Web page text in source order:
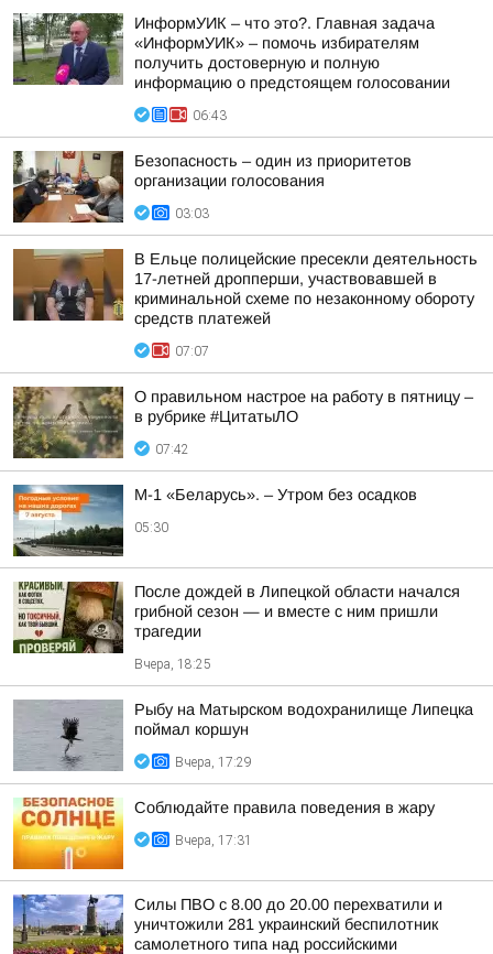
ИнформУИК – что это?. Главная задача
«ИнформУИК» – помочь избирателям
получить достоверную и полную
информацию о предстоящем голосовании
06:43
Безопасность – один из приоритетов
организации голосования
03:03
В Ельце полицейские пресекли деятельность
17-летней дропперши, участвовавшей в
криминальной схеме по незаконному обороту
средств платежей
07:07
О правильном настрое на работу в пятницу –
в рубрике #ЦитатыЛО
07:42
М-1 «Беларусь». – Утром без осадков
05:30
После дождей в Липецкой области начался
грибной сезон — и вместе с ним пришли
трагедии
Вчера, 18:25
Рыбу на Матырском водохранилище Липецка
поймал коршун
Вчера, 17:29
Соблюдайте правила поведения в жару
Вчера, 17:31
Силы ПВО с 8.00 до 20.00 перехватили и
уничтожили 281 украинский беспилотник
самолетного типа над российскими